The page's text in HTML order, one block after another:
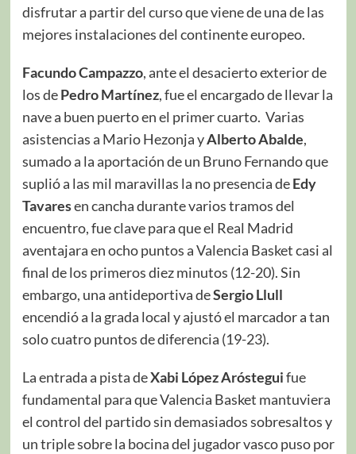
disfrutar a partir del curso que viene de una de las
mejores instalaciones del continente europeo.
Facundo Campazzo, ante el desacierto exterior de
los dePedro Martínez, fue el encargado de llevar la
nave a buen puerto en el primer cuarto. Varias
asistencias a Mario Hezonja yAlberto Abalde,
sumado a la aportación de un Bruno Fernando que
suplió a las mil maravillas la no presencia deEdy
Tavaresen cancha durante varios tramos del
encuentro, fue clave para que el Real Madrid
aventajara en ocho puntos a Valencia Basket casi al
final de los primeros diez minutos (12-20). Sin
embargo, una antideportiva deSergio Llull
encendió a la grada local y ajustó el marcador a tan
solo cuatro puntos de diferencia (19-23).
La entrada a pista deXabi López Arósteguifue
fundamental para que Valencia Basket mantuviera
el control del partido sin demasiados sobresaltos y
un triple sobre la bocina del jugador vasco puso por